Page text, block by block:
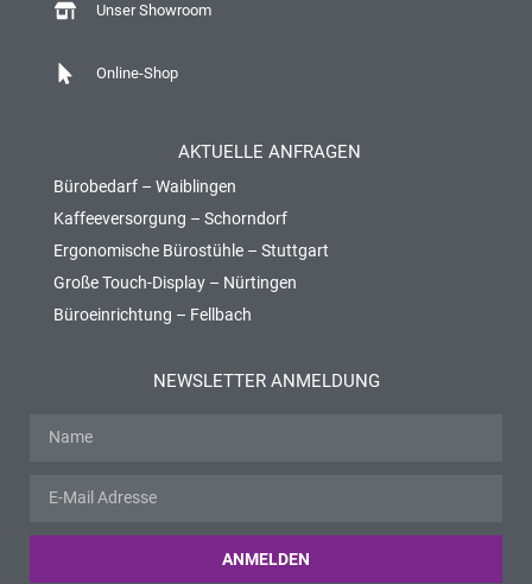
Unser Showroom
Online-Shop
AKTUELLE ANFRAGEN
Bürobedarf – Waiblingen
Kaffeeversorgung – Schorndorf
Ergonomische Bürostühle – Stuttgart
Große Touch-Display – Nürtingen
Büroeinrichtung – Fellbach
NEWSLETTER ANMELDUNG
ANMELDEN